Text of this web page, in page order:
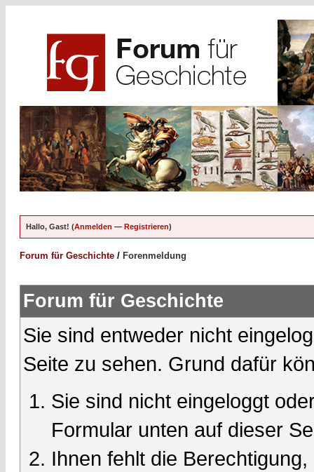
Hallo, Gast! (Anmelden — Registrieren)
Forum für Geschichte / Forenmeldung
Forum für Geschichte
Sie sind entweder nicht
Seite zu sehen. Grund dafür
Sie sind nicht eingeloggt
Formular unten auf dieser
Ihnen fehlt die